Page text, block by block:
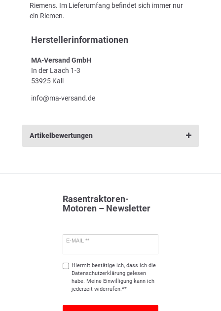
Riemens. Im Lieferumfang befindet sich immer nur
ein Riemen.
Herstellerinformationen
MA-Versand GmbH
In der Laach 1-3
53925 Kall
info@ma-versand.de
Artikelbewertungen
Rasentraktoren-
Motoren – Newsletter
E-MAIL **
Hiermit bestätige ich, dass ich die
Daten­schutz­erklärunggelesen
habe. Meine Einwilligung kann ich
jederzeit widerrufen.**